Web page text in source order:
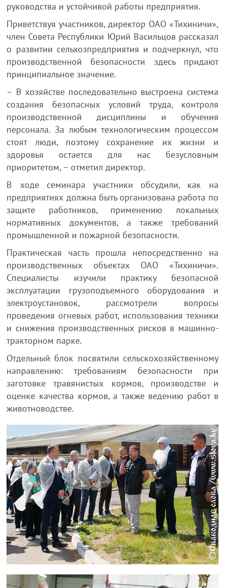
руководства и устойчивой работы предприятия.
Приветствуя участников, директор ОАО «Тихиничи»,
член Совета Республики Юрий Васильцов рассказал
о развитии сельхозпредприятия и подчеркнул, что
производственной безопасности здесь придают
принципиальное значение.
– В хозяйстве последовательно выстроена система
создания безопасных условий труда, контроля
производственной дисциплины и обучения
персонала. За любым технологическим процессом
стоят люди, поэтому сохранение их жизни и
здоровья остается для нас безусловным
приоритетом, – отметил директор.
В ходе семинара участники обсудили, как на
предприятиях должна быть организована работа по
защите работников, применению локальных
нормативных документов, а также требований
промышленной и пожарной безопасности.
Практическая часть прошла непосредственно на
производственных объектах ОАО «Тихиничи».
Специалисты изучили практику безопасной
эксплуатации грузоподъемного оборудования и
электроустановок, рассмотрели вопросы
проведения огневых работ, использования техники
и снижения производственных рисков в машинно-
тракторном парке.
Отдельный блок посвятили сельскохозяйственному
направлению: требованиям безопасности при
заготовке травянистых кормов, производстве и
оценке качества кормов, а также ведению работ в
животноводстве.